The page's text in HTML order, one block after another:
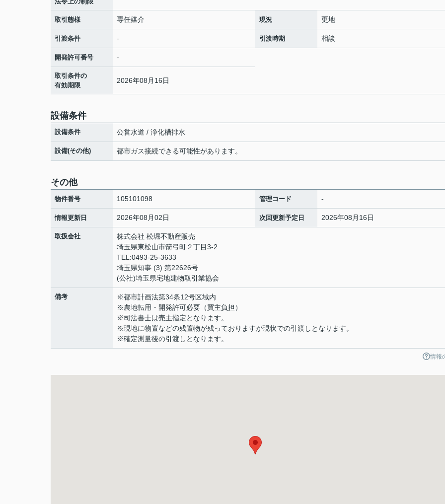
取引態様 専任媒介 現況 更地
引渡条件 - 引渡時期 相談
開発許可番号 -
取引条件の
有効期限
2026年08月16日
設備条件
設備条件 公営水道 / 浄化槽排水
設備(その他) 都市ガス接続できる可能性があります。
その他
物件番号 105101098 管理コード -
情報更新日 2026年08月02日 次回更新予定日 2026年08月16日
取扱会社
株式会社 松堀不動産販売
埼玉県東松山市箭弓町２丁目3-2
TEL:0493-25-3633
埼玉県知事 (3) 第22626号
(公社)埼玉県宅地建物取引業協会
備考
※都市計画法第34条12号区域内
※農地転用・開発許可必要（買主負担）
※司法書士は売主指定となります。
※現地に物置などの残置物が残っておりますが現状での引渡しとなります。
※確定測量後の引渡しとなります。
情報